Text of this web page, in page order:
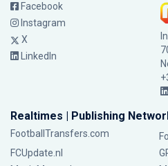
Facebook
Instagram
X
LinkedIn
Realtimes | Publishing
FootballTransfers.com
FCUpdate.nl